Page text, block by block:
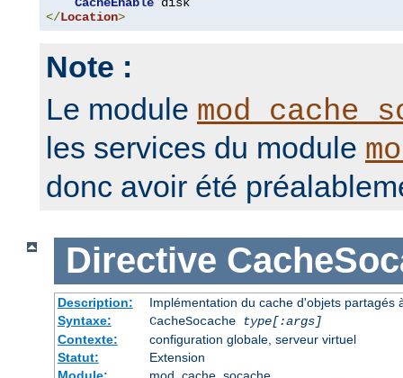
CacheEnable
</Location>
Note :
Le module
les services du module
donc avoir été
Directive
Description:
Implémentation du cache d'objets partagés
Syntaxe:
CacheSocache
type[:args]
Contexte:
configuration globale, serveur virtuel
Statut:
Extension